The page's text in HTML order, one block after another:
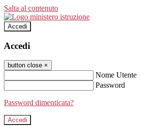
Salta al contenuto
Accedi
Accedi
button close ×
Nome Utente
Password
Password dimenticata?